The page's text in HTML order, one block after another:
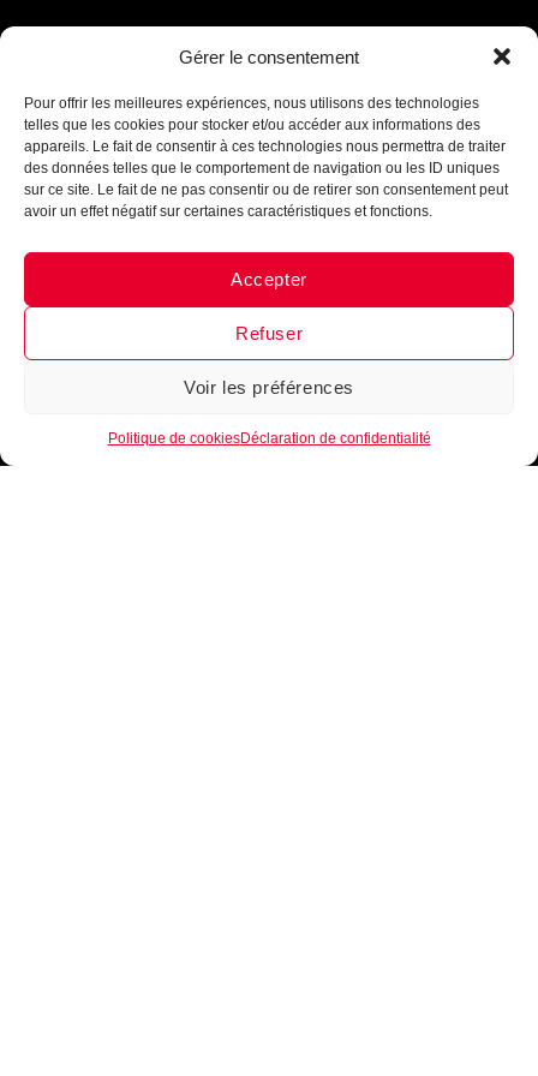
Gérer le consentement
Pour offrir les meilleures expériences, nous utilisons des technologies
telles que les cookies pour stocker et/ou accéder aux informations des
appareils. Le fait de consentir à ces technologies nous permettra de traiter
des données telles que le comportement de navigation ou les ID uniques
sur ce site. Le fait de ne pas consentir ou de retirer son consentement peut
avoir un effet négatif sur certaines caractéristiques et fonctions.
Accepter
Refuser
Voir les préférences
Politique de cookiesDéclaration de confidentialité
Assistant B.EASE
Messenger · Instagram